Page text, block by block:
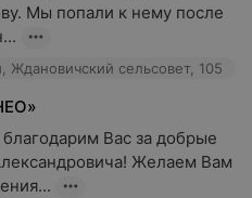
Мы попали к нему после
сельсовет, 105
Вас за добрые
Желаем Вам